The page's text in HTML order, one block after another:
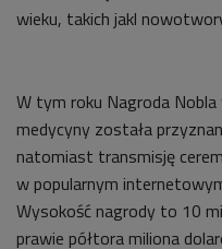
wieku, takich jakl
W tym roku Nagroda
medycyny została
natomiast transmisję
w popularnym
Wysokość nagrody to 10
prawie półtora miliona